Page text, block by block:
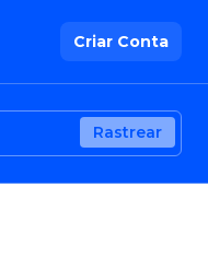
Criar Conta
Rastrear